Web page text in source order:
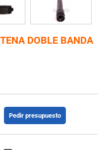
DOBLE BANDA
Pedir presupuesto